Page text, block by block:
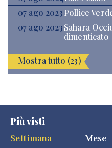
07 ago 2023Pollice
07 ago 2023Sahara
dimenticato
Mostra tutto (23)
Più visti
Settimana
Mese